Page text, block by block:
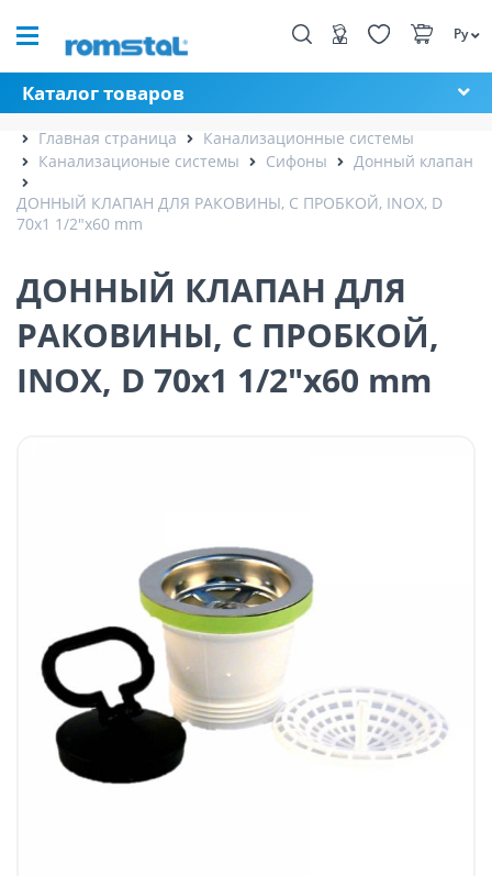
Ру
Каталог товаров
Главная страница
Канализационные системы
Канализационые системы
Сифоны
Донный клапан
ДОННЫЙ КЛАПАН ДЛЯ РАКОВИНЫ, С ПРОБКОЙ, INOX, D
70x1 1/2"x60 mm
ДОННЫЙ КЛАПАН ДЛЯ
РАКОВИНЫ, С ПРОБКОЙ,
INOX, D 70x1 1/2"x60 mm